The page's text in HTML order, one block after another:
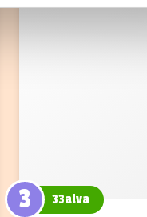
3 33alva